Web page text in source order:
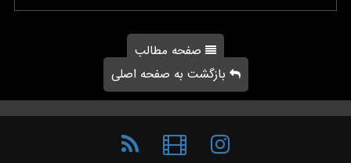
صفحه مطالب
بازگشت به صفحه اصلی